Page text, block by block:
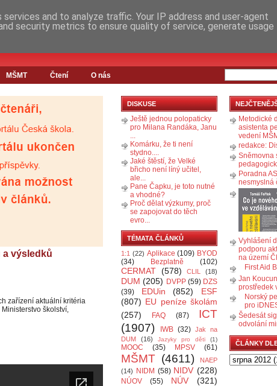
MŠMT Čtení O nás
a výsledků
zařízení aktuální kritéria
školství,
DISKUSE
Ještě jednou polopaticky
pro Milana Randáka, Janu
...
Komárku, že ti není
stydno....
Jaké štěstí, že Velké
břicho není líný učitel,
ale...
Pane Čapku, je toto nutné
a vhodné?
Proč dělat výzkumy, proč
se zapojovat do těch
evro...
TÉMATA ČLÁNKŮ
1:1 (22) Aplikace (109) BYOD
(34)
Bezplatně (102)
CERMAT (578) CLIL (18)
DUM (205) DVPP (59) DZS
(39)
EDUin (852)
ESF
(807) EU peníze školám
(257)
FAQ (87)
ICT
(1907)
IWB (32) Jak na
DUM
(16) Jazyky pro děti (1)
MOOC (35) MPSV (61)
MŠMT (4611)
NAEP
(14)
NIDM (58) NIDV (228)
NÚOV (55) NÚV (321)
Metodické
asistenta
vedení
redakce:
Sněmovna
Poradna
nesmyslná
Vyhlášení
podporu
na území
First Aid
Jan
prostředek
Norský
pro
Šedesát
odvolání
ČLÁNKY
and to analyze traffic. Your IP address and user-agent
security metrics to ensure quality of service, generate usage